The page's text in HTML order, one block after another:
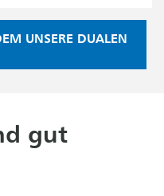
UNSERE DUALEN S
gut